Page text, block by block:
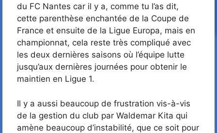
du FC Nantes car il y a, comme tu l’as dit,
cette parenthèse enchantée de la Coupe de
France et ensuite de la Ligue Europa, mais en
championnat, cela reste très compliqué avec
les deux dernières saisons où l’équipe lutte
jusqu’aux dernières journées pour obtenir le
maintien en Ligue 1.
Il y a aussi beaucoup de frustration vis-à-vis
de la gestion du club par Waldemar Kita qui
amène beaucoup d’instabilité, que ce soit pour